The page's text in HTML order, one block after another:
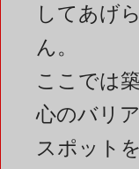
してあげ
ん。
ここでは
心のバリ
スポット